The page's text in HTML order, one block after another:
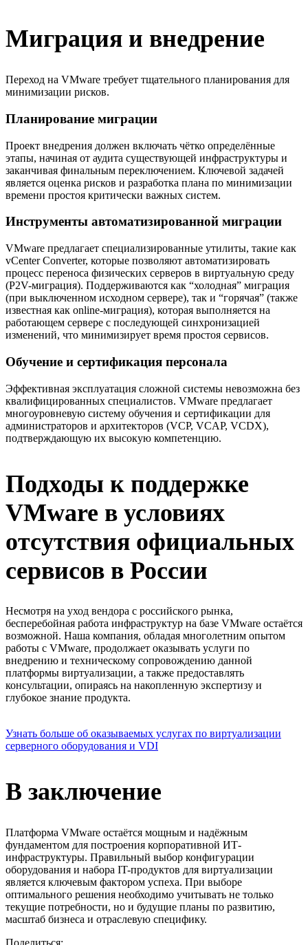
Миграция и внедрение
Переход на VMware требует тщательного планирования для
минимизации рисков.
Планирование миграции
Проект внедрения должен включать чётко определённые
этапы, начиная от аудита существующей инфраструктуры и
заканчивая финальным переключением. Ключевой задачей
является оценка рисков и разработка плана по минимизации
времени простоя критически важных систем.
Инструменты автоматизированной миграции
VMware предлагает специализированные утилиты, такие как
vCenter Converter, которые позволяют автоматизировать
процесс переноса физических серверов в виртуальную среду
(P2V-миграция). Поддерживаются как “холодная” миграция
(при выключенном исходном сервере), так и “горячая” (также
известная как online-миграция), которая выполняется на
работающем сервере с последующей синхронизацией
изменений, что минимизирует время простоя сервисов.
Обучение и сертификация персонала
Эффективная эксплуатация сложной системы невозможна без
квалифицированных специалистов. VMware предлагает
многоуровневую систему обучения и сертификации для
администраторов и архитекторов (VCP, VCAP, VCDX),
подтверждающую их высокую компетенцию.
Подходы к поддержке
VMware в условиях
отсутствия официальных
сервисов в России
Несмотря на уход вендора с российского рынка,
бесперебойная работа инфраструктур на базе VMware остаётся
возможной. Наша компания, обладая многолетним опытом
работы с VMware, продолжает оказывать услуги по
внедрению и техническому сопровождению данной
платформы виртуализации, а также предоставлять
консультации, опираясь на накопленную экспертизу и
глубокое знание продукта.
Узнать больше об оказываемых услугах по виртуализации
серверного оборудования и VDI
В заключение
Платформа VMware остаётся мощным и надёжным
фундаментом для построения корпоративной ИТ-
инфраструктуры. Правильный выбор конфигурации
оборудования и набора IT-продуктов для виртуализации
является ключевым фактором успеха. При выборе
оптимального решения необходимо учитывать не только
текущие потребности, но и будущие планы по развитию,
масштаб бизнеса и отраслевую специфику.